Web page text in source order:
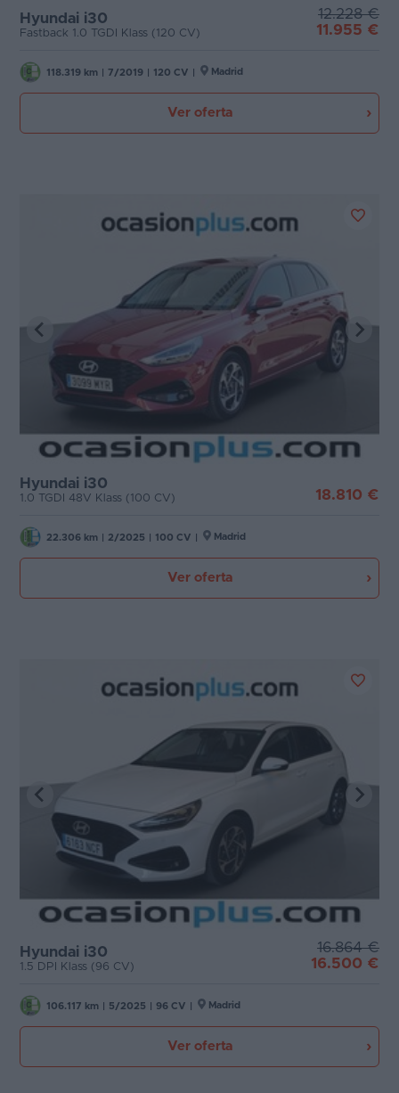
Hyundai i30
Fastback 1.0 TGDI Klass (120 CV)
12.228 €
11.955 €
118.319 km 7/2019 120 CV Madrid
Ver oferta
Hyundai i30
1.0 TGDI 48V Klass (100 CV) 18.810 €
22.306 km 2/2025 100 CV Madrid
Ver oferta
Hyundai i30
1.5 DPI Klass (96 CV)
16.864 €
16.500 €
106.117 km 5/2025 96 CV Madrid
Ver oferta